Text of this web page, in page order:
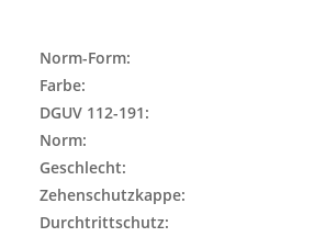
Norm-Form:
Farbe:
DGUV 112-191:
Norm:
Geschlecht:
Zehenschutzkappe:
Durchtrittschutz: